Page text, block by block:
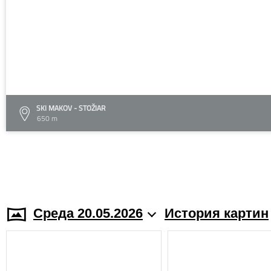
SKI MAKOV - STOŽIAR
650 m
Среда 20.05.2026 История картин